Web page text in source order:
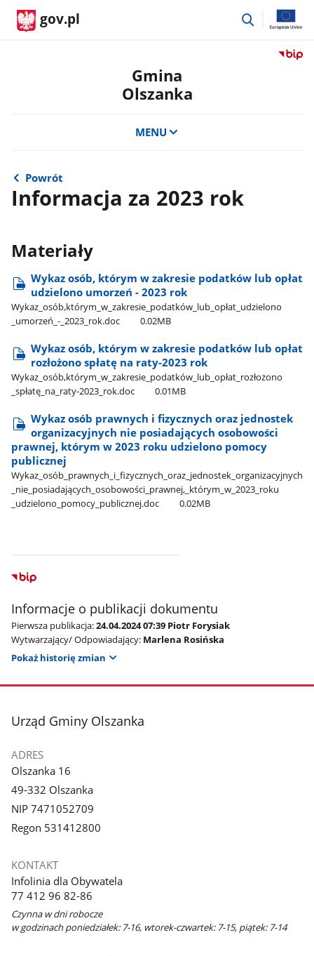
gov.pl
przejdź
Przejdź
Gmina
Olszanka
MENU
Powrót
Informacja za 2023 rok
Materiały
Wykaz osób, którym w zakresie podatków lub opłat
udzielono umorzeń - 2023 rok
Wykaz​_osób,którym​_w​_zakresie​_podatków​_lub​_opłat​_udzielono​
_umorzeń​_-​_2023​_rok.doc
0.02MB
Wykaz osób, którym w zakresie podatków lub opłat
rozłożono spłatę na raty-2023 rok
Wykaz​_osób,którym​_w​_zakresie​_podatków​_lub​_opłat​_rozłożono​
_spłatę​_na​_raty-2023​_rok.doc
0.01MB
Wykaz osób prawnych i fizycznych oraz jednostek
organizacyjnych nie posiadających osobowości
prawnej, którym w 2023 roku udzielono pomocy
publicznej
Wykaz​_osób​_prawnych​_i​_fizycznych​_oraz​_jednostek​_organizacyjnych​
_nie​_posiadających​_osobowości​_prawnej,​_którym​_w​_2023​_roku​
_udzielono​_pomocy​_publicznej.doc
0.02MB
Informacje o publikacji dokumentu
Pierwsza publikacja:24.04.2024 07:39 Piotr Forysiak
Wytwarzający/ Odpowiadający: Marlena Rosińska
Pokaż historię zmian
stopka
Urząd Gminy Olszanka
ADRES
Olszanka 16
49-332 Olszanka
NIP 7471052709
Regon 531412800
KONTAKT
Infolinia dla Obywatela
77 412 96 82-86
Czynna w dni robocze
w godzinach poniedziałek: 7-16, wtorek-czwartek: 7-15, piątek: 7-14